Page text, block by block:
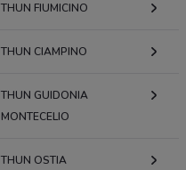
THUN FIUMICINO
THUN CIAMPINO
THUN GUIDONIA
MONTECELIO
THUN OSTIA